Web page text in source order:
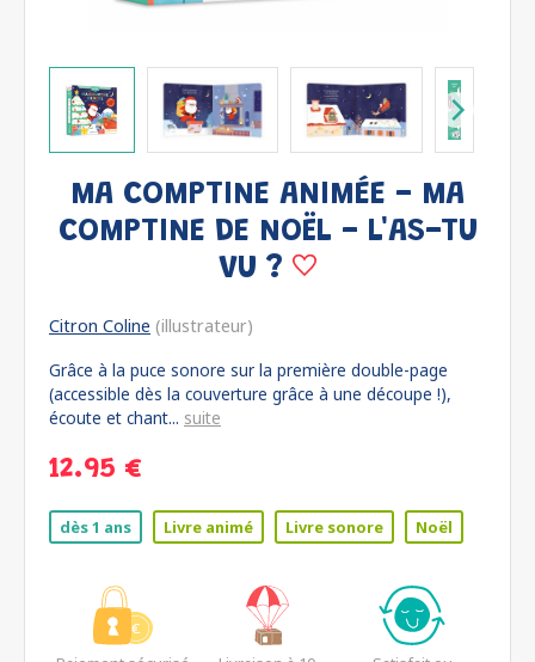
MA COMPTINE ANIMÉE - MA
COMPTINE DE NOËL - L'AS-TU
VU ?
Citron Coline (illustrateur)
Grâce à la puce sonore sur la première double-page
(accessible dès la couverture grâce à une découpe !),
écoute et chant... suite
12.95 €
dès 1 ans Livre animé Livre sonore Noël